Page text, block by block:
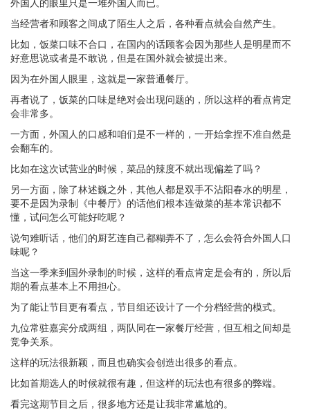
当经营者和顾客之间成了陌生人之后，各种看点就会自然产生。
比如，饭菜口味不合口，在国内的话顾客会因为那些人是明星而不
好意思说或者是不敢说，但是在国外就会被提出来。
因为在外国人眼里，这就是一家普通餐厅。
再者说了，饭菜的口味是绝对会出现问题的，所以这样的看点肯定
会非常多。
一方面，外国人的口感和咱们是不一样的，一开始拿捏不准自然是
会翻车的。
比如在这次试营业的时候，菜品的辣度不就出现偏差了吗？
另一方面，除了林述巍之外，其他人都是双手不沾阳春水的明星，
要不是因为录制《中餐厅》的话他们根本连做菜的基本常识都不
懂，试问怎么可能好吃呢？
说句难听话，他们的厨艺连自己都糊弄不了，怎么会符合外国人口
味呢？
当这一季来到国外录制的时候，这样的看点肯定是会有的，所以后
期的看点基本上不用担心。
为了能让节目更有看点，节目组还设计了一个分档经营的模式。
九位常驻嘉宾分成两组，两队同在一家餐厅经营，但互相之间却是
竞争关系。
这样的玩法很新颖，而且也确实会创造出很多的看点。
比如首期选人的时候就很有趣，但这样的玩法也有很多的弊端。
看完这期节目之后，很多地方还是让我非常尴尬的。